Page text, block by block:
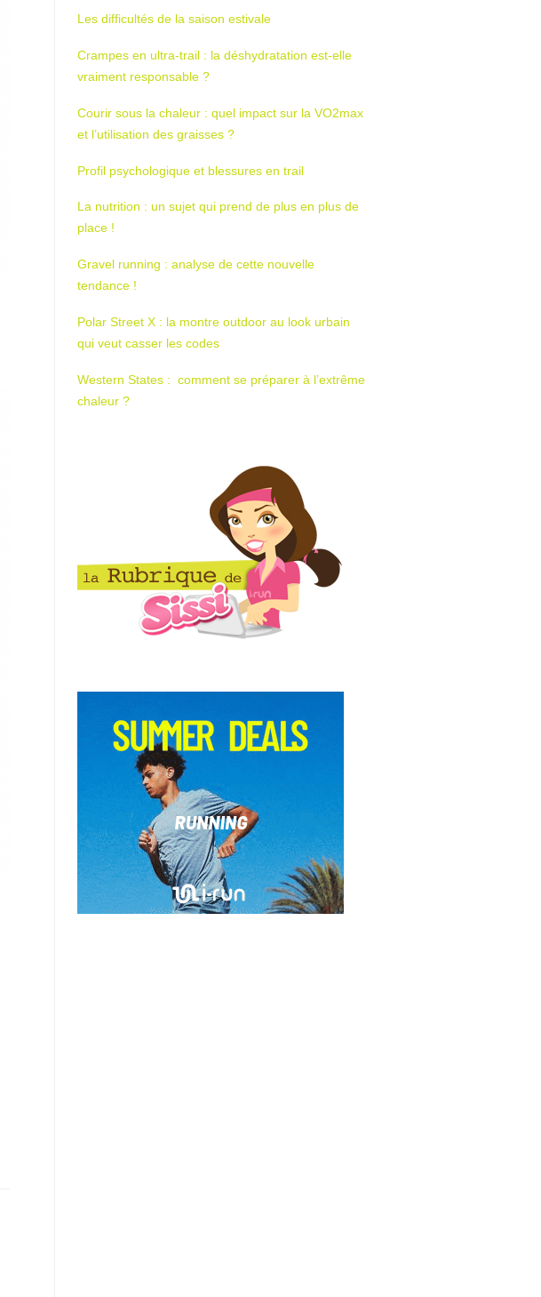
Les difficultés de la saison estivale
Crampes en ultra-trail : la déshydratation est-elle
vraiment responsable ?
Courir sous la chaleur : quel impact sur la VO2max
et l’utilisation des graisses ?
Profil psychologique et blessures en trail
La nutrition : un sujet qui prend de plus en plus de
place !
Gravel running : analyse de cette nouvelle
tendance !
Polar Street X : la montre outdoor au look urbain
qui veut casser les codes
Western States : comment se préparer à l’extrême
chaleur ?